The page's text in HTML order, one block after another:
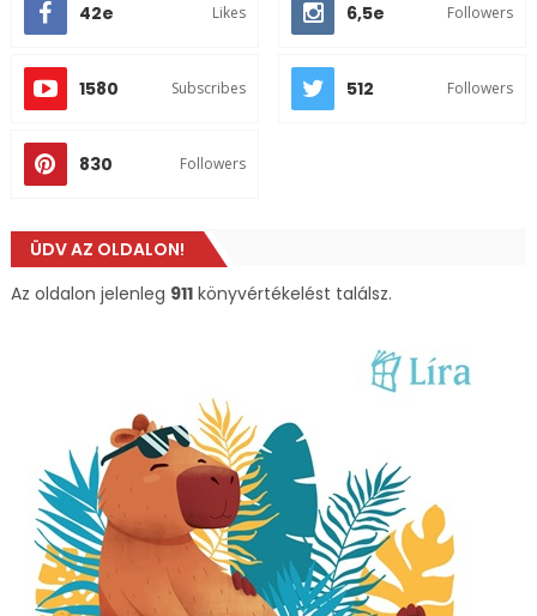
42e Likes 6,5e Followers
1580 Subscribes 512 Followers
830 Followers
ÜDV AZ OLDALON!
Az oldalon jelenleg 911könyvértékelést találsz.